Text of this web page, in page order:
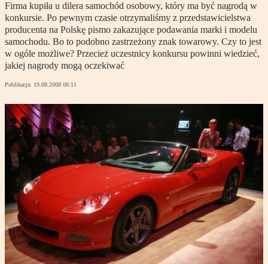
Firma kupiła u dilera samochód osobowy, który ma być nagrodą w
konkursie. Po pewnym czasie otrzymaliśmy z przedstawicielstwa
producenta na Polskę pismo zakazujące podawania marki i modelu
samochodu. Bo to podobno zastrzeżony znak towarowy. Czy to jest
w ogóle możliwe? Przecież uczestnicy konkursu powinni wiedzieć,
jakiej nagrody mogą oczekiwać
Publikacja: 19.08.2008 08:11